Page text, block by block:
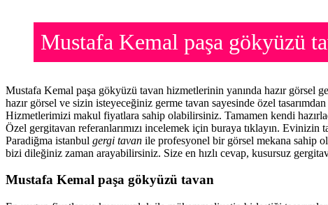
Mustafa Kemal paşa gökyüzü
Mustafa Kemal paşa gökyüzü tavan hizmetlerinin yanında hazır görsel
hazır görsel ve sizin isteyeceğiniz germe tavan sayesinde özel
Hizmetlerimizi makul fiyatlara sahip olabilirsiniz. Tamamen kendi
Özel gergitavan referanlarımızı incelemek için buraya tıklayın.
Paradiğma istanbul gergi tavan ile profesyonel bir görsel mekana sahip
bizi dileğiniz zaman arayabilirsiniz. Size en hızlı cevap, kusursuz
Mustafa Kemal paşa gökyüzü tavan